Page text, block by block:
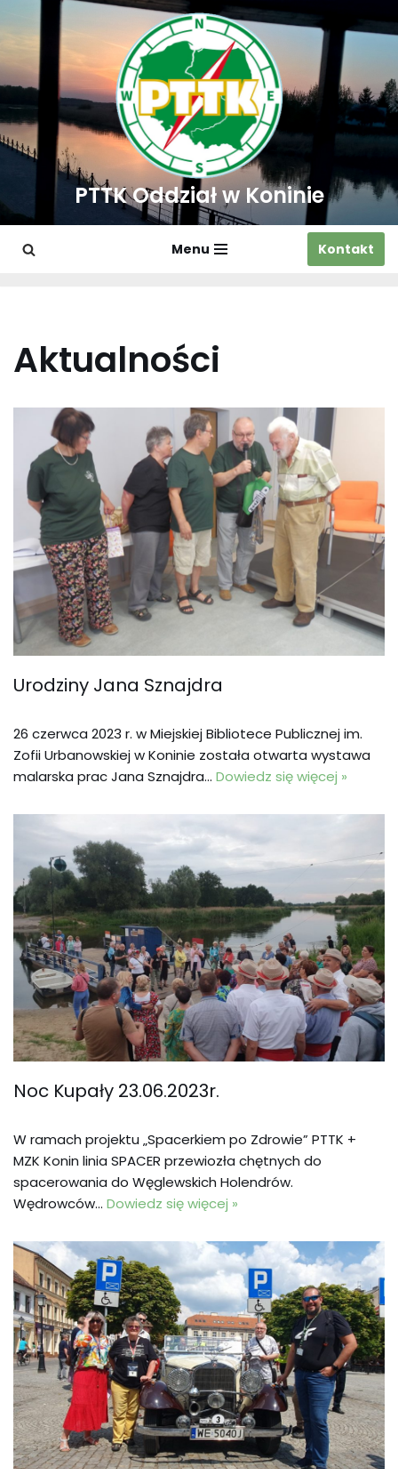
Przejdź
do
treści
PTTK Oddział w Koninie
Menu Kontakt
Aktualności
Urodziny Jana Sznajdra
26 czerwca 2023 r. w Miejskiej Bibliotece Publicznej im.
Zofii Urbanowskiej w Koninie została otwarta wystawa
malarska prac Jana Sznajdra… Dowiedz się więcej »
Noc Kupały 23.06.2023r.
W ramach projektu „Spacerkiem po Zdrowie” PTTK +
MZK Konin linia SPACER przewiozła chętnych do
spacerowania do Węglewskich Holendrów.
Wędrowców… Dowiedz się więcej »